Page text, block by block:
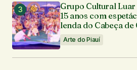
Grupo Cultural
15 anos com
lenda do Cabeça de
Arte do Piauí